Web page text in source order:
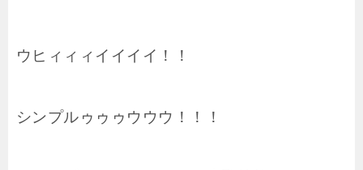
ウヒィィィイイイイ！！
シンプルゥゥゥウウウ！！！